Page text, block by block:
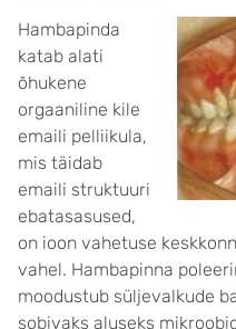
Hambapinda
katab alati
õhukene
orgaaniline kile
emaili pelliikula,
mis täidab
emaili struktuuri
ebatasasused,
on ioon vahetuse
vahel. Hambapinna
moodustub süljevalkude
sobivaks aluseks